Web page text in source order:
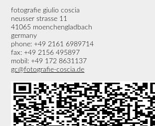
fotografie giulio coscia
neusser strasse 11
41065 moenchengladbach
germany
phone: +49 2161 6989714
fax: +49 2156 495897
mobil: +49 172 8631137
gc@fotografie-coscia.de